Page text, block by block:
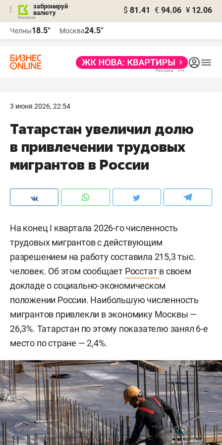
забронируй
валюту
$ 81.41 € 94.06 ¥ 12.06
Челны18.5° Москва24.5°
3 июня 2026, 22:54
Татарстан увеличил долю
в привлечении трудовых
мигрантов в России
На конец I квартала 2026-го численность
трудовых мигрантов с действующим
разрешением на работу составила 215,3 тыс.
человек. Об этом сообщает Росстатв своем
докладе о социально-экономическом
положении России. Наибольшую численность
мигрантов привлекли в экономику Москвы —
26,3%. Татарстан по этому показателю занял 6-е
место по стране — 2,4%.